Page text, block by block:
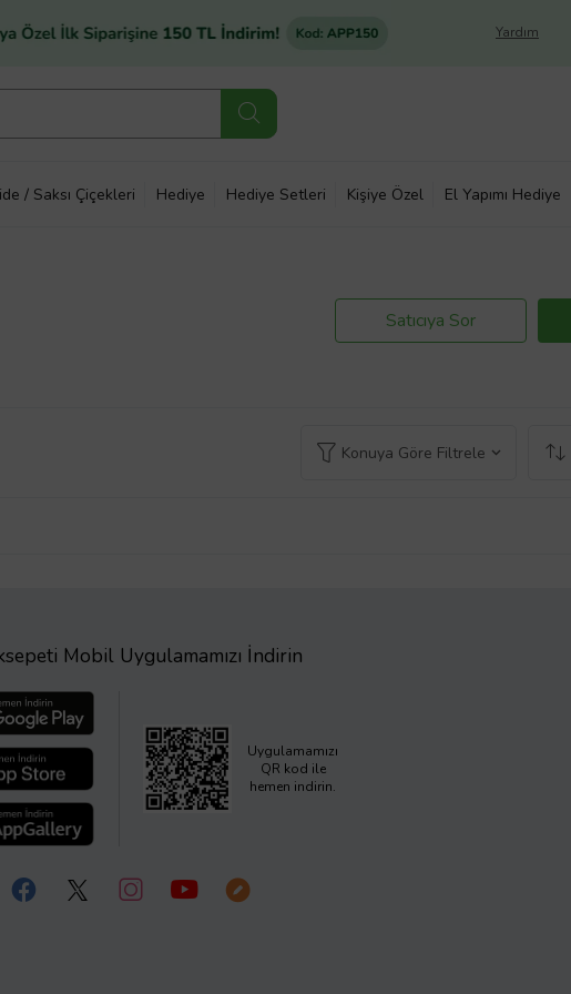
Yardım
/ Saksı Çiçekleri Hediye Hediye Setleri Kişiye Özel El Yapımı Hediye
Satıcıya Sor
Konuya Göre Filtrele
Mobil Uygulamamızı İndirin
Uygulamamızı
QR kod ile
hemen indirin.